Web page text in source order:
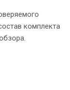
комплекта